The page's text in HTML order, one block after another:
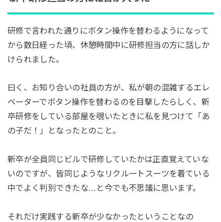
研修で言われた通りにボタン操作を替わるようになって
から数日経った頃、休憩時間中に研修担当の方に話しか
けられました。
曰く、お知り合いの社員の方が、私が朝の混雑するエレ
ベーターでボタン操作を替わるのを目撃したらしく、新
卒研修をしている部屋を覗いたときに私を見つけて「あ
の子だ！」となったとのこと。
新卒が全員同じビルで研修していたかは正直覚えていな
いのですが、皆同じようなリクルートスーツを着ている
中でよく判別できたな…と今でも不思議に思います。
それだけ実践する新卒が少なかったということなの